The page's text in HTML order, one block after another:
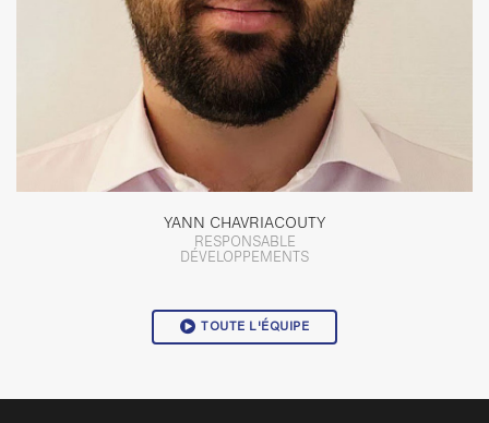
YANN CHAVRIACOUTY
RESPONSABLE
DÉVELOPPEMENTS
TOUTE L'ÉQUIPE